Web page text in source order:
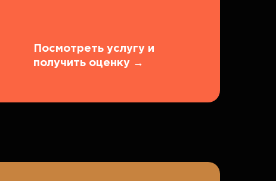
Посмотреть услугу и
получить оценку →